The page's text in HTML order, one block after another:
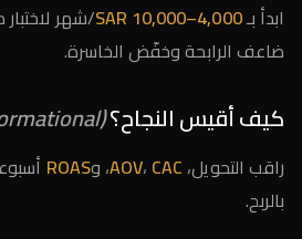
ابدأ بـ4,000–10,000 SAR
/شهر
ضاعف الرابحة وخفّض الخاسرة.
كيف أقيس النجاح؟(Informational)
راقب التحويل، AOV، CAC ، وROAS
بالربح.